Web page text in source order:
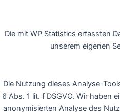
Die mit WP Statistics erfassten
unserem eigenen
Die Nutzung dieses Analyse-
6 Abs. 1 lit. f DSGVO. Wir haben
anonymisierten Analyse des